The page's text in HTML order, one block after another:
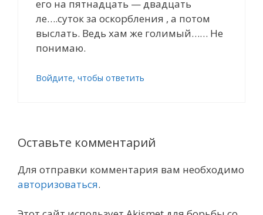
его на пятнадцать — двадцать
ле….суток за оскорбления , а потом
выслать. Ведь хам же голимый…… Не
понимаю.
Войдите, чтобы ответить
Оставьте комментарий
Для отправки комментария вам необходимо
авторизоваться.